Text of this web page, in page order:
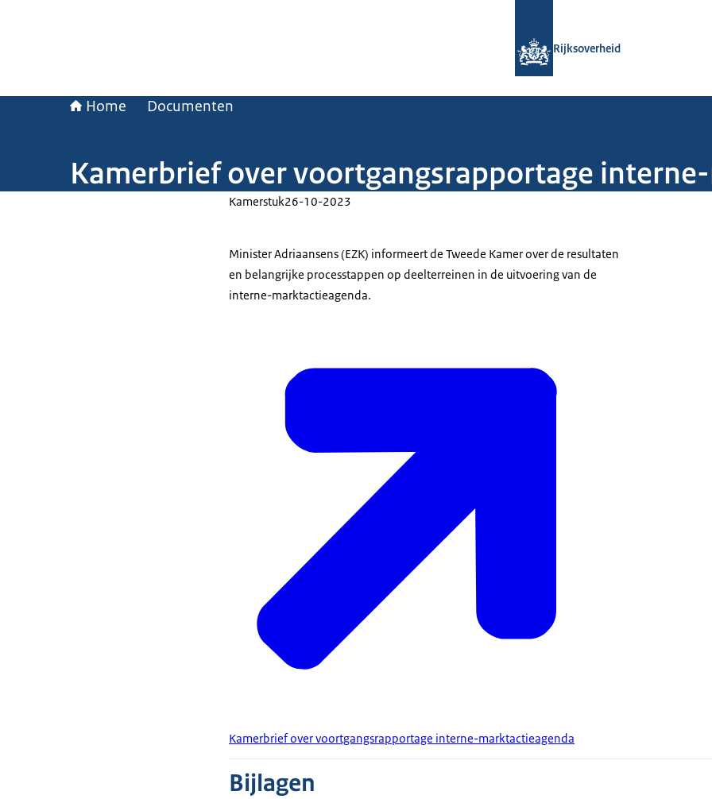
Rijksoverheid
Home Documenten
Kamerbrief over voortgangsrapportage
Kamerstuk26-10-2023
Minister Adriaansens (EZK) informeert de Tweede Kamer over de resultaten
en belangrijke processtappen op deelterreinen in de uitvoering van de
interne-marktactieagenda.
Kamerbrief over voortgangsrapportage interne-marktactieagenda
Bijlagen